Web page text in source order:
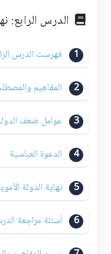
الدرس الرابع:
1 فهرست الدرس
2 المفاهيم
3 عوامل ضعف
4 الدعوة العباسية
5 نهاية الدولة
6 أسئلة مراجعة